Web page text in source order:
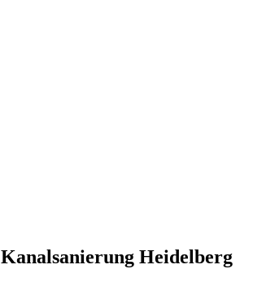
Kanalsanierung Heidelberg